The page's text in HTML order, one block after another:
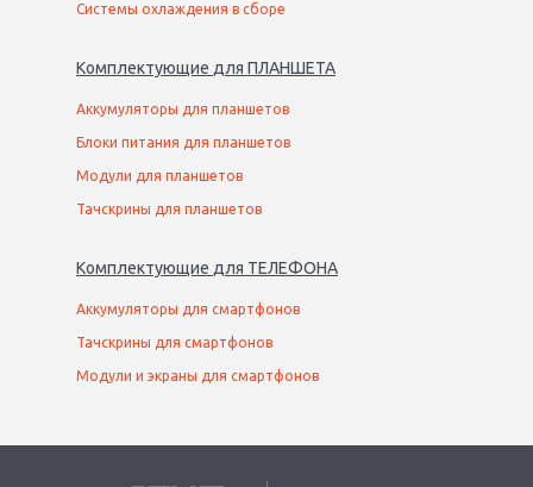
Системы охлаждения в сборе
Комплектующие для ПЛАНШЕТА
Аккумуляторы для планшетов
Блоки питания для планшетов
Модули для планшетов
Тачскрины для планшетов
Комплектующие для ТЕЛЕФОНА
Аккумуляторы для смартфонов
Тачскрины для смартфонов
Модули и экраны для смартфонов